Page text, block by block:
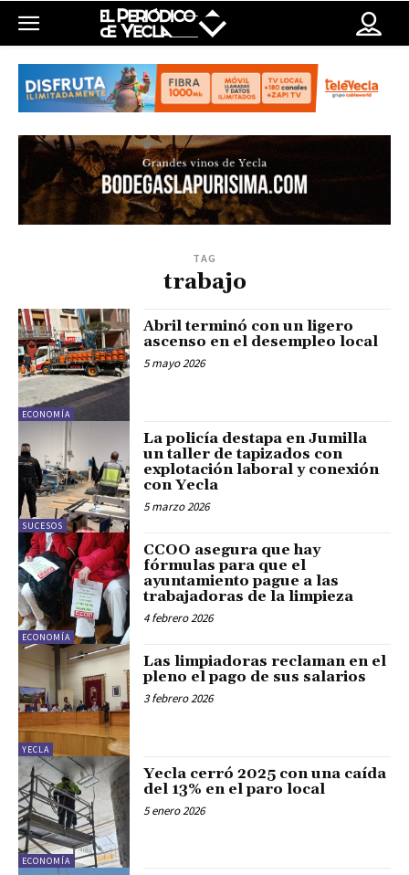
TAG
trabajo
ECONOMÍA
Abril terminó con un ligero
ascenso en el desempleo local
5 mayo 2026
SUCESOS
La policía destapa en Jumilla
un taller de tapizados con
explotación laboral y conexión
con Yecla
5 marzo 2026
ECONOMÍA
CCOO asegura que hay
fórmulas para que el
ayuntamiento pague a las
trabajadoras de la limpieza
4 febrero 2026
YECLA
Las limpiadoras reclaman en el
pleno el pago de sus salarios
3 febrero 2026
ECONOMÍA
Yecla cerró 2025 con una caída
del 13% en el paro local
5 enero 2026